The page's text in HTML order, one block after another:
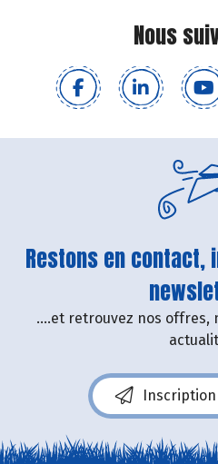
Nous
Restons en contact,
....et retrouvez nos offres,